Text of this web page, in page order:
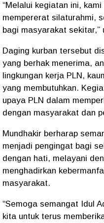
“Melalui kegiatan ini,
mempererat silaturahmi,
bagi masyarakat sekitar,”
Daging kurban tersebut
yang berhak menerima,
lingkungan kerja PLN,
yang membutuhkan.
upaya PLN dalam
dengan masyarakat dan
Mundhakir berharap
menjadi pengingat bagi
dengan hati, melayani
menghadirkan
masyarakat.
“Semoga semangat Idul
kita untuk terus